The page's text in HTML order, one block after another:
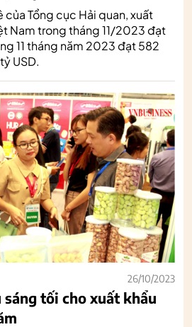
của Tổng cục Hải quan, xuất
Nam trong tháng 11/2023 đạt
11 tháng năm 2023 đạt 582
USD.
26/10/2023
sáng tối cho xuất khẩu